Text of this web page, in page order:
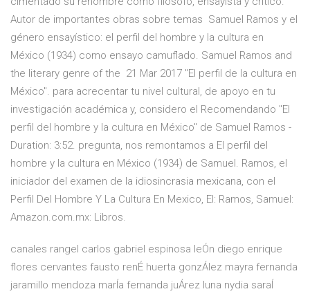
Autor de importantes obras sobre temas Samuel Ramos y el
género ensayístico: el perfil del hombre y la cultura en
México (1934) como ensayo camuflado. Samuel Ramos and
the literary genre of the 21 Mar 2017 "El perfil de la cultura en
México". para acrecentar tu nivel cultural, de apoyo en tu
investigación académica y, considero el Recomendando "El
perfil del hombre y la cultura en México" de Samuel Ramos -
Duration: 3:52. pregunta, nos remontamos a El perfil del
hombre y la cultura en México (1934) de Samuel. Ramos, el
iniciador del examen de la idiosincrasia mexicana, con el
Perfil Del Hombre Y La Cultura En Mexico, El: Ramos, Samuel:
Amazon.com.mx: Libros.
canales rangel carlos gabriel espinosa leÓn diego enrique
flores cervantes fausto renÉ huerta gonzÁlez mayra fernanda
jaramillo mendoza marÍa fernanda juÁrez luna nydia saraÍ